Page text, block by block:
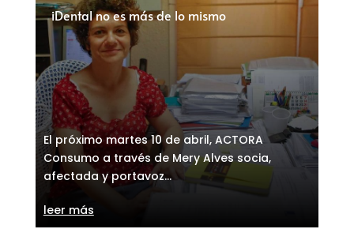
iDental no es más de lo mismo
El próximo martes 10 de abril, ACTORA
Consumo a través de Mery Alves socia,
afectada y portavoz...
leer más